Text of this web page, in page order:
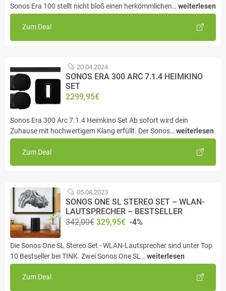
Sonos Era 100 stellt nicht bloß einen herkömmlichen… weiterlesen
Zum Deal
20.04.2024
SONOS ERA 300 ARC 7.1.4 HEIMKINO
SET
2299,95€
Sonos Era 300 Arc 7.1.4 Heimkino Set Ab sofort wird dein
Zuhause mit hochwertigem Klang erfüllt. Der Sonos…weiterlesen
Zum Deal
05.08.2023
SONOS ONE SL STEREO SET – WLAN-
LAUTSPRECHER – BESTSELLER
342,00€ 329,95€ -4%
Die Sonos One SL Stereo Set - WLAN-Lautsprecher sind unter Top
10 Bestseller bei TINK. Zwei Sonos One SL… weiterlesen
Zum Deal